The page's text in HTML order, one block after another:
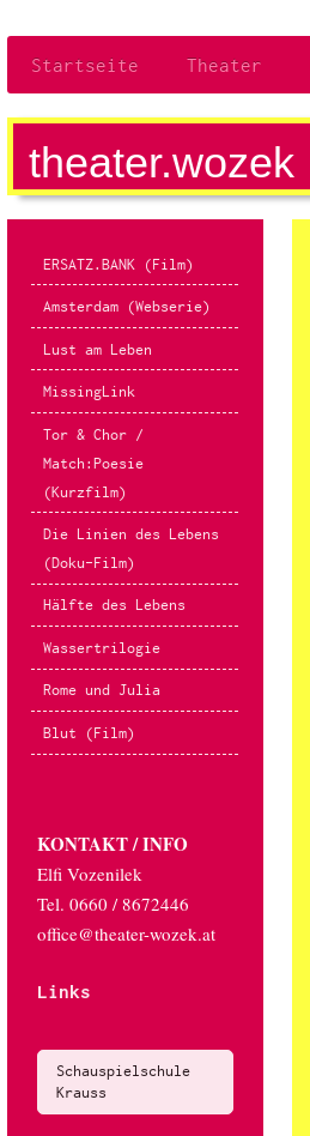
Startseite Theater
theater.wozek
ERSATZ.BANK (Film)
Amsterdam (Webserie)
Lust am Leben
MissingLink
Tor & Chor /
Match:Poesie
(Kurzfilm)
Die Linien des Lebens
(Doku-Film)
Hälfte des Lebens
Wassertrilogie
Rome und Julia
Blut (Film)
KONTAKT / INFO
Elfi Vozenilek
Tel. 0660 / 8672446
office@theater-wozek.at
Links
Schauspielschule
Krauss